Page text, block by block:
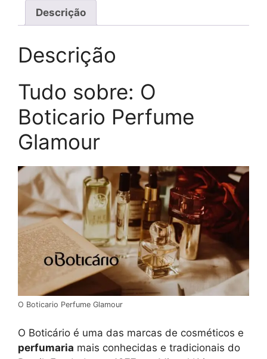
Descrição
Descrição
Tudo sobre: O
Boticario Perfume
Glamour
O Boticario Perfume Glamour
O Boticário é uma das marcas de cosméticos e
perfumaria mais conhecidas e tradicionais do